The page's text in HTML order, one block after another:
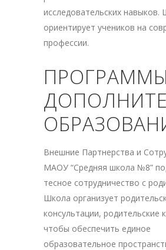
исследовательских навыков.
ориентирует учеников на
профессии.
ПРОГРАММЫ
Внешние Партнерства и
МАОУ “Средняя школа №8”
тесное сотрудничество с
Школа организует
консультации, родительские
чтобы обеспечить единое
образовательное